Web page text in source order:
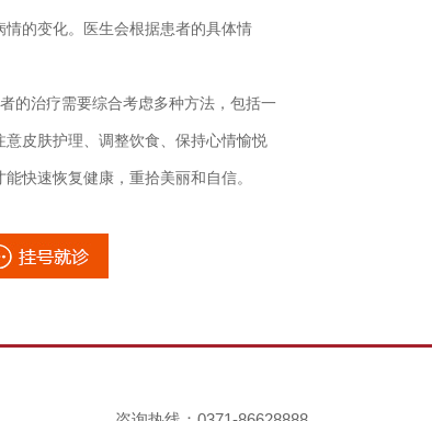
的变化。医生会根据患者的具体情
的治疗需要综合考虑多种方法，包括一
皮肤护理、调整饮食、保持心情愉悦
快速恢复健康，重拾美丽和自信。